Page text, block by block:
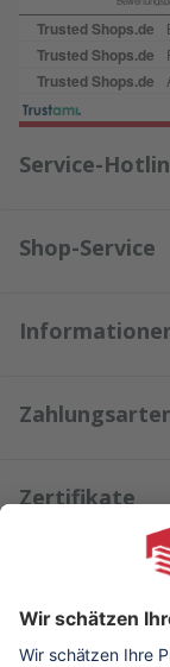
Service-
Shop-Service
Zertifikate